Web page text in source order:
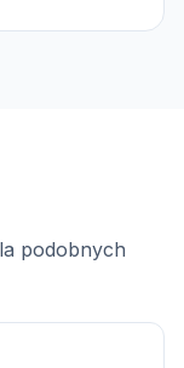
podobnych